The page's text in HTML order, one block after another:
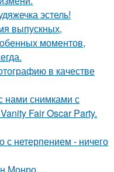
эстель!
выпускных,
моментов,
в качестве
нами снимками с
Fair Oscar Party.
с нетерпением - ничего